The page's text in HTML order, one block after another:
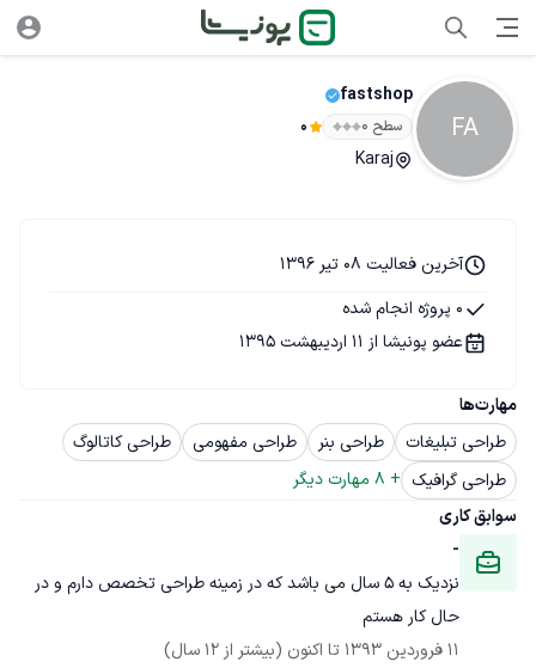
FA
fastshop
سطح ۰ 0
Karaj
مهارت‌ها
طراحی تبلیغات
طراحی بنر طراحی مفهومی
طراحی کاتالوگ
طراحی گرافیک +
8 مهارت دیگر
سوابق کاری
-
نزدیک به 5 سال می باشد که در زمینه طراحی تخصص دارم و در
حال کار هستم
11 فروردین 1393
تا اکنون (بیشتر از 12 سال)
آخرین فعالیت 08 تیر 1396
0 پروژه انجام شده
عضو پونیشا از 11 اردیبهشت 1395